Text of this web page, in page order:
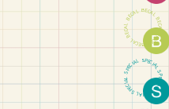
BECA
L
BE
C
A
L
B
E
C
A
B
E
C
A
L
B
E
C
A
L
BE
CAL
SPECI
A
L
SP
E
C
A
L
S
P
CI
A
L
S
P
E
C
I
A
L
SP
E
CIAL